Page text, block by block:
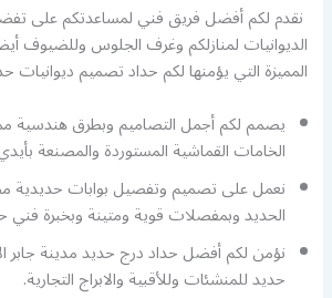
نقدم لكم أفضل فريق فني لمساعدتكم على
الديوانيات لمنازلكم وغرف الجلوس وللضيوف
المميزة التي يؤمنها لكم حداد تصميم
يصمم لكم أجمل التصاميم وبطرق هندسية
الخامات القماشية المستوردة والمصنعة
نعمل على تصميم وتفصيل بوابات حديدية
الحديد وبمفصلات قوية ومتينة وبخبرة فني
نؤمن لكم أفضل حداد درج حديد مدينة جابر
حديد للمنشئات وللأقبية والابراج التجارية.